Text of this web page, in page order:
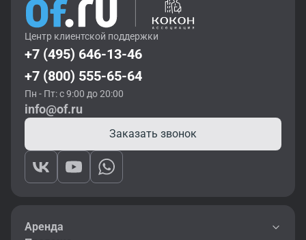
Центр клиентской поддержки
+7 (495) 646-13-46
+7 (800) 555-65-64
Пн - Пт: с 9:00 до 20:00
info@of.ru
Заказать звонок
Аренда